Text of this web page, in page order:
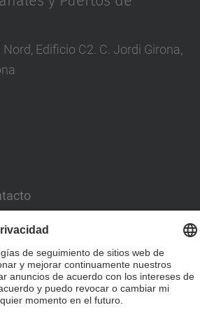
Edificio C2. C. Jordi Girona,
de Ingenieros de Caminos,